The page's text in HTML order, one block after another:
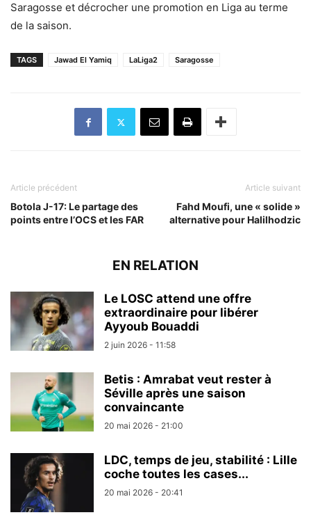
Saragosse et décrocher une promotion en Liga au terme
de la saison.
TAGS Jawad El Yamiq LaLiga2 Saragosse
Article précédent
Botola J-17: Le partage des
points entre l’OCS et les FAR
Article suivant
Fahd Moufi, une « solide »
alternative pour Halilhodzic
EN RELATION
Le LOSC attend une offre
extraordinaire pour libérer
Ayyoub Bouaddi
2 juin 2026 - 11:58
Betis : Amrabat veut rester à
Séville après une saison
convaincante
20 mai 2026 - 21:00
LDC, temps de jeu, stabilité : Lille
coche toutes les cases...
20 mai 2026 - 20:41